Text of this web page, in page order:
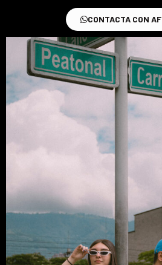
CONTACTA CON